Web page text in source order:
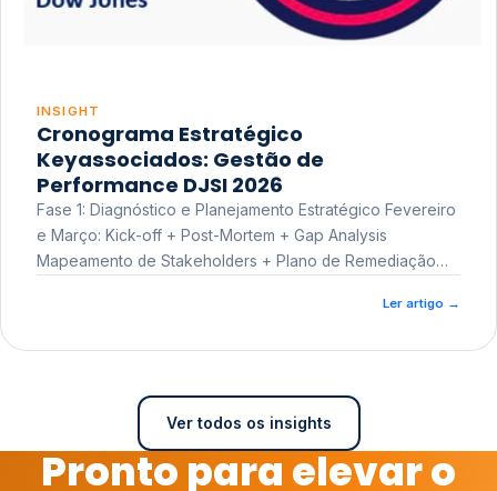
INSIGHT
Cronograma Estratégico
Keyassociados: Gestão de
Performance DJSI 2026
Fase 1: Diagnóstico e Planejamento Estratégico Fevereiro
e Março: Kick-off + Post-Mortem + Gap Analysis
Mapeamento de Stakeholders + Plano de Remediação
Ler artigo →
Ver todos os insights
Pronto para elevar o